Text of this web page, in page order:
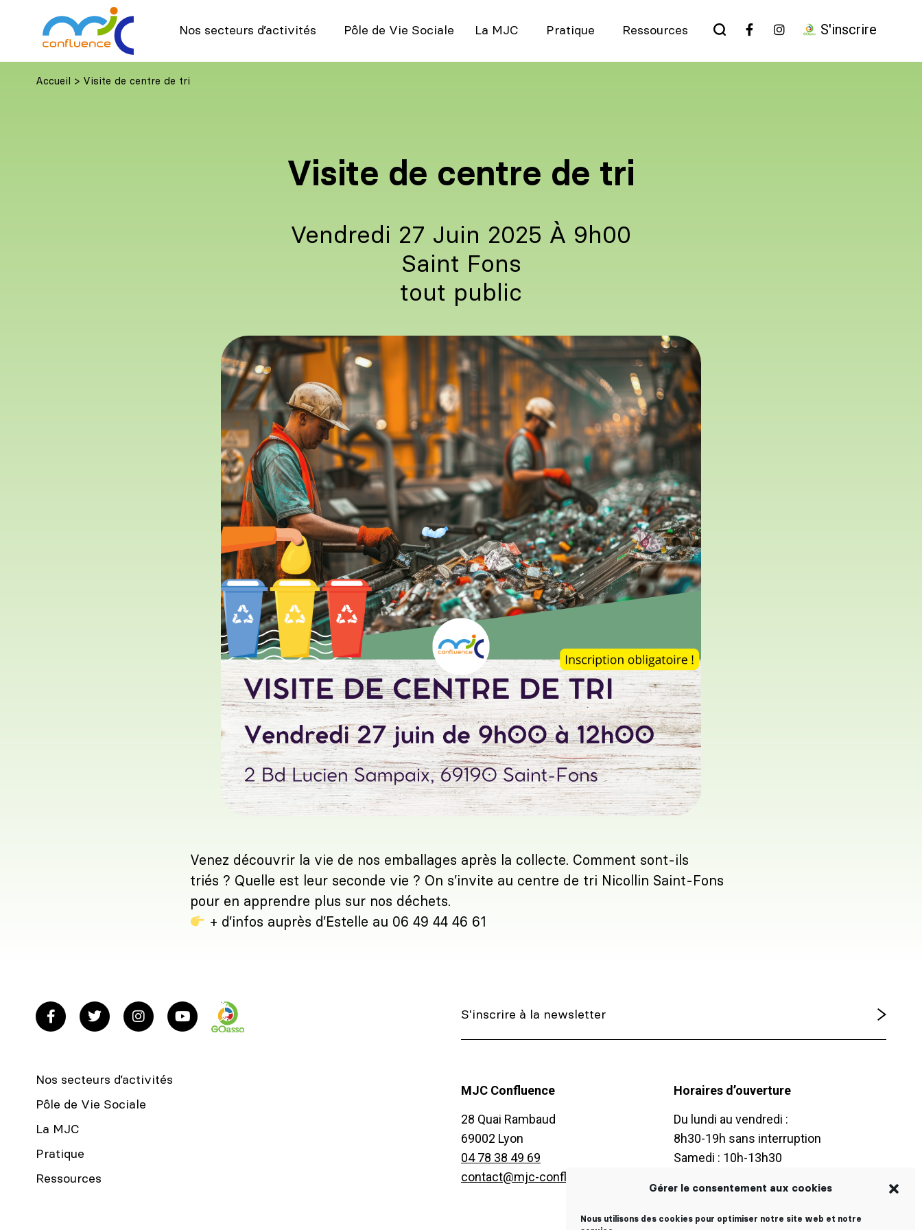
Gérer le consentement aux cookies
Nous utilisons des cookies pour optimiser notre site web et notre
Nos secteurs d’activités Pôle de Vie Sociale La MJC Pratique Ressources S'inscrire
Accueil > Visite de centre de tri
Visite de centre de tri
Vendredi 27 Juin 2025 À 9h00
Saint Fons
tout public
Venez découvrir la vie de nos emballages après la collecte. Comment sont-ils
triés ? Quelle est leur seconde vie ? On s’invite au centre de tri Nicollin Saint-Fons
pour en apprendre plus sur nos déchets.
+ d’infos auprès d’Estelle au 06 49 44 46 61
Nos secteurs d’activités
Pôle de Vie Sociale
La MJC
Pratique
Ressources
MJC Confluence
28 Quai Rambaud
69002 Lyon
04 78 38 49 69
contact@mjc-confluence.fr
Horaires d’ouverture
Du lundi au vendredi :
8h30-19h sans interruption
Samedi : 10h-13h30
Vacances scolaires :